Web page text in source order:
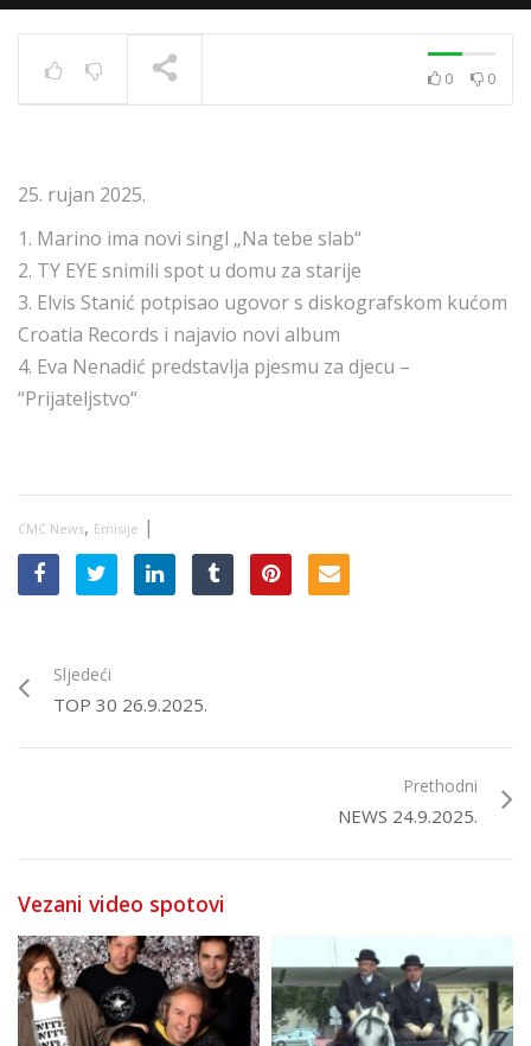
0 0
25. rujan 2025.
1. Marino ima novi singl „Na tebe slab“
2. TY EYE snimili spot u domu za starije
3. Elvis Stanić potpisao ugovor s diskografskom kućom
Croatia Records i najavio novi album
4. Eva Nenadić predstavlja pjesmu za djecu –
“Prijateljstvo“
CMC News, Emisije |
Sljedeći
TOP 30 26.9.2025.
Prethodni
NEWS 24.9.2025.
Vezani video spotovi